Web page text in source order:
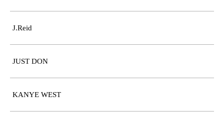
J.Reid
JUST DON
KANYE WEST